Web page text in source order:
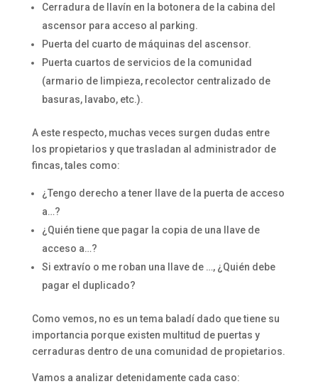
Cerradura de llavín en la botonera de la cabina del
ascensor para acceso al parking.
Puerta del cuarto de máquinas del ascensor.
Puerta cuartos de servicios de la comunidad
(armario de limpieza, recolector centralizado de
basuras, lavabo, etc.).
A este respecto, muchas veces surgen dudas entre
los propietarios y que trasladan al administrador de
fincas, tales como:
¿Tengo derecho a tener llave de la puerta de acceso
a…?
¿Quién tiene que pagar la copia de una llave de
acceso a…?
Si extravío o me roban una llave de …, ¿Quién debe
pagar el duplicado?
Como vemos, no es un tema baladí dado que tiene su
importancia porque existen multitud de puertas y
cerraduras dentro de una comunidad de propietarios.
Vamos a analizar detenidamente cada caso: